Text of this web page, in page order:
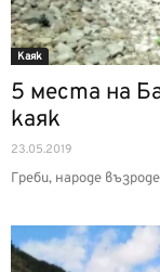
Каяк
5 места на
каяк
23.05.2019
Греби, народе